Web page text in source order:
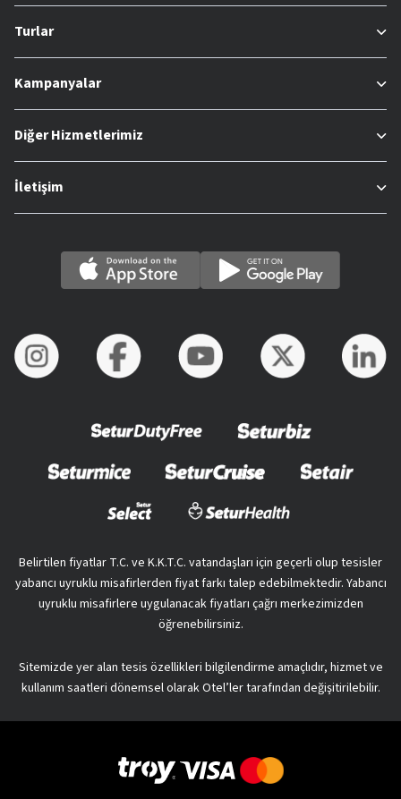
Turlar
Kampanyalar
Diğer Hizmetlerimiz
İletişim
Belirtilen fiyatlar T.C. ve K.K.T.C. vatandaşları için geçerli olup tesisler
yabancı uyruklu misafirlerden fiyat farkı talep edebilmektedir. Yabancı
uyruklu misafirlere uygulanacak fiyatları çağrı merkezimizden
öğrenebilirsiniz.
Sitemizde yer alan tesis özellikleri bilgilendirme amaçlıdır, hizmet ve
kullanım saatleri dönemsel olarak Otel’ler tarafından değişitirilebilir.